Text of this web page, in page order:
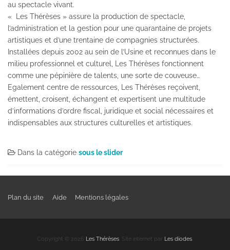
au spectacle vivant.
« Les Thérèses » assure la production de spectacle,
l’administration et la gestion pour une quarantaine de projets
artistiques et d’une trentaine de compagnies structurées.
Installées depuis 2002 au sein de l’Usine et reconnues dans le
milieu professionnel et culturel, Les Thérèses fonctionnent
comme une pépinière de talents, une sorte de couveuse…
Egalement centre de ressources, Les Thérèses reçoivent,
émettent, croisent, échangent et expertisent une multitude
d’informations d’ordre fiscal, juridique et social nécessaires et
indispensables aux structures culturelles et artistiques.
Dans la catégorie sous le slider
Plan du site Aide Mentions légales
Copyright © 2026 Les Thérèses . Site internet par Les diodes